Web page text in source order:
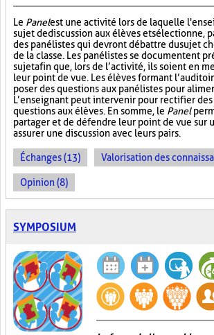
Le Panelest une activité lors de laquelle
sujet de discussion aux élèves et sélectionne,
des panélistes qui devront débattre du sujet
de la classe. Les panélistes se documentent
sujet afin que, lors de l’activité, ils soient en
leur point de vue. Les élèves formant
poser des questions aux panélistes pour
L’enseignant peut intervenir pour rectifier
questions aux élèves. En somme, le Panel
partager et de défendre leur point de vue sur
assurer une discussion avec leurs pairs.
Échanges (13) Valorisation des
Opinion (8)
SYMPOSIUM